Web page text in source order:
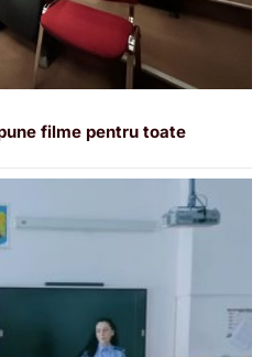
filme pentru toate